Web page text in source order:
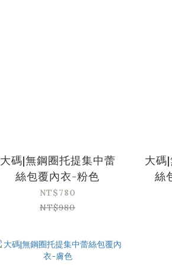
大碼|無鋼圈托提集中蕾
絲包覆內衣-粉色
NT$780
NT$980
大碼
絲